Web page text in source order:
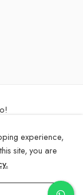
experience,
site, you are